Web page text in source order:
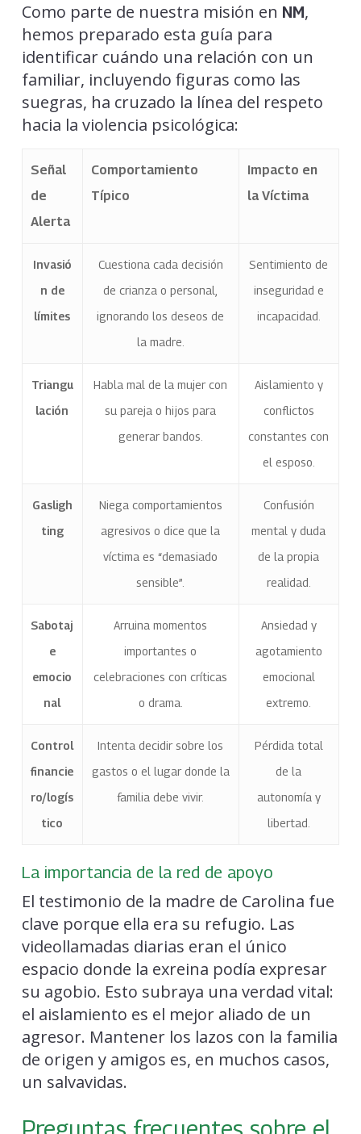
Como parte de nuestra misión en NM,
hemos preparado esta guía para
identificar cuándo una relación con un
familiar, incluyendo figuras como las
suegras, ha cruzado la línea del respeto
hacia la violencia psicológica:
Señal
de
Alerta
Comportamiento
Típico
Impacto en
la Víctima
Invasió
n de
límites
Cuestiona cada decisión
de crianza o personal,
ignorando los deseos de
la madre.
Sentimiento de
inseguridad e
incapacidad.
Triangu
lación
Habla mal de la mujer con
su pareja o hijos para
generar bandos.
Aislamiento y
conflictos
constantes con
el esposo.
Gasligh
ting
Niega comportamientos
agresivos o dice que la
víctima es “demasiado
sensible”.
Confusión
mental y duda
de la propia
realidad.
Sabotaj
e
emocio
nal
Arruina momentos
importantes o
celebraciones con críticas
o drama.
Ansiedad y
agotamiento
emocional
extremo.
Control
financie
ro/logís
tico
Intenta decidir sobre los
gastos o el lugar donde la
familia debe vivir.
Pérdida total
de la
autonomía y
libertad.
La importancia de la red de apoyo
El testimonio de la madre de Carolina fue
clave porque ella era su refugio. Las
videollamadas diarias eran el único
espacio donde la exreina podía expresar
su agobio. Esto subraya una verdad vital:
el aislamiento es el mejor aliado de un
agresor. Mantener los lazos con la familia
de origen y amigos es, en muchos casos,
un salvavidas.
Preguntas frecuentes sobre el